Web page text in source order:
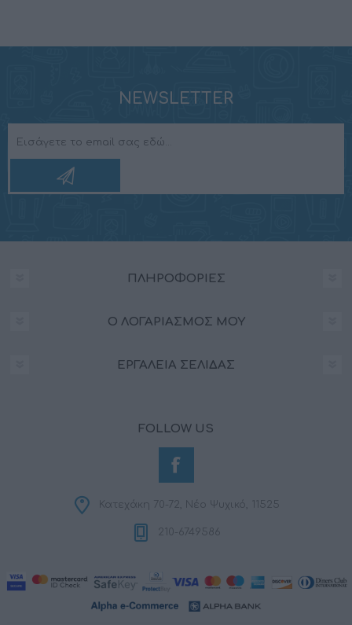
NEWSLETTER
ΠΛΗΡΟΦΟΡΊΕΣ
Ο ΛΟΓΑΡΙΑΣΜΌΣ ΜΟΥ
ΕΡΓΑΛΕΊΑ ΣΕΛΊΔΑΣ
FOLLOW US
Κατεχάκη 70-72, Νέο Ψυχικό, 11525
210-6749586